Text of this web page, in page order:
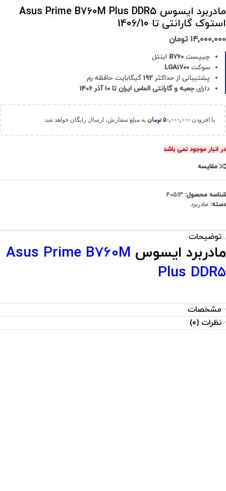
مادربرد ایسوس Asus Prime B760M Plus DDR5
استوک گارانتی تا 1406/10
۱۴,۰۰۰,۰۰۰ تومان
چیپست B760 اینتل
سوکت LGA1700
پشتیبانی از حداکثر 192 گیگابایت حافظه رم
دارای جعبه و گارانتی الماس ایران تا 10 آذر 1406
با افزودن ۵۰,۰۰۰,۰۰۰ تومان به مبلغ سفارش، ارسال رایگان خواهد شد.
در انبار موجود نمی باشد
مقایسه
شناسه محصول: 40513
دسته: مادربرد
توضیحات
مادربرد ایسوس Asus Prime B760M
Plus DDR5
مشخصات
نظرات (0)